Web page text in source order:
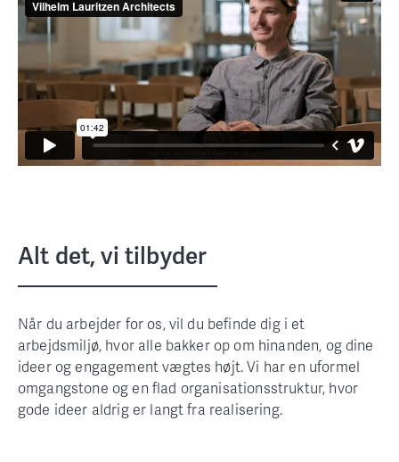
Alt det, vi tilbyder
Når du arbejder for os, vil du befinde dig i et
arbejdsmiljø, hvor alle bakker op om hinanden, og dine
ideer og engagement vægtes højt. Vi har en uformel
omgangstone og en flad organisationsstruktur, hvor
gode ideer aldrig er langt fra realisering.